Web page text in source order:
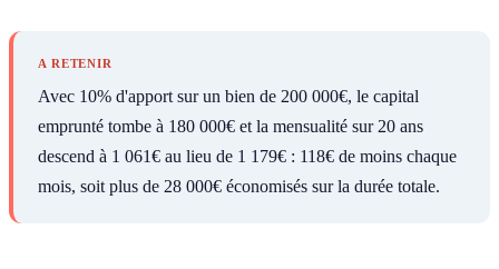
A RETENIR
Avec 10% d'apport sur un bien de 200 000€, le capital
emprunté tombe à 180 000€ et la mensualité sur 20 ans
descend à 1 061€ au lieu de 1 179€ : 118€ de moins chaque
mois, soit plus de 28 000€ économisés sur la durée totale.